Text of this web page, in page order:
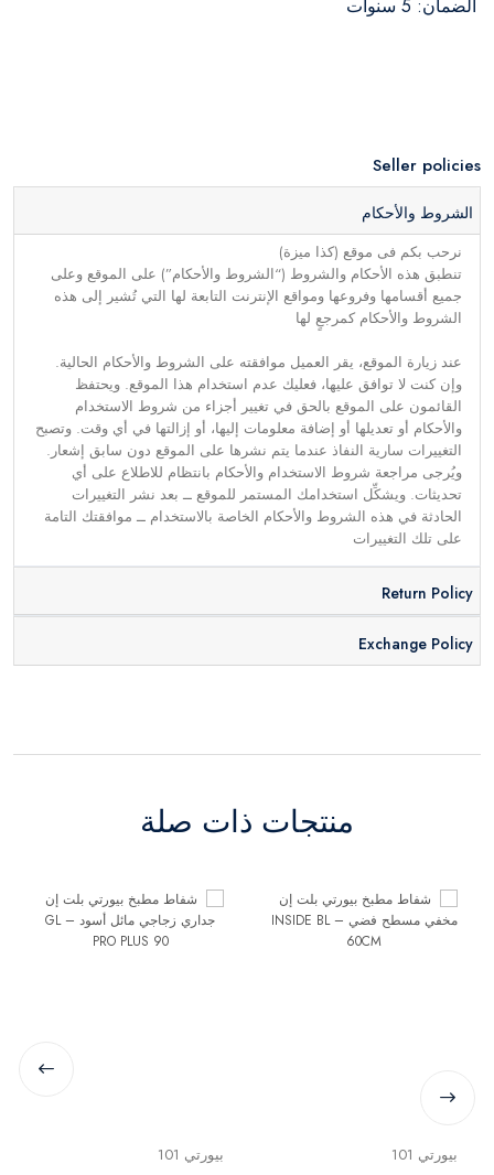
الضمان: 5 سنوات
Seller policies
الشروط والأحكام
نرحب بكم فى موقع (كذا ميزة)
تنطبق هذه الأحكام والشروط (“الشروط والأحكام”) على الموقع وعلى
جميع أقسامها وفروعها ومواقع الإنترنت التابعة لها التي تُشير إلى هذه
الشروط والأحكام كمرجعٍ لها
عند زيارة الموقع، يقر العميل موافقته على الشروط والأحكام الحالية.
وإن كنت لا توافق عليها، فعليك عدم استخدام هذا الموقع. ويحتفظ
القائمون على الموقع بالحق في تغيير أجزاء من شروط الاستخدام
والأحكام أو تعديلها أو إضافة معلومات إليها، أو إزالتها في أي وقت. وتصبح
التغييرات سارية النفاذ عندما يتم نشرها على الموقع دون سابق إشعار.
ويُرجى مراجعة شروط الاستخدام والأحكام بانتظام للاطلاع على أي
تحديثات. ويشكِّل استخدامك المستمر للموقع ــ بعد نشر التغييرات
الحادثة في هذه الشروط والأحكام الخاصة بالاستخدام ــ موافقتك التامة
على تلك التغييرات
Return Policy
Exchange Policy
منتجات ذات صلة
بيورتي 101 بيورتي 101